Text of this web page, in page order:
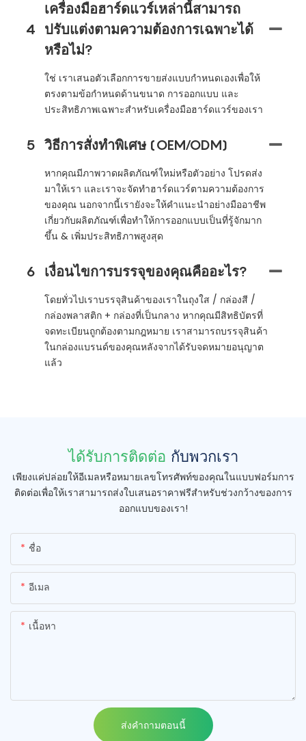
4
เครื่องมือฮาร์ดแวร์เหล่านี้สามารถ
ปรับแต่งตามความต้องการเฉพาะได้
หรือไม่?
ใช่ เราเสนอตัวเลือกการขายส่งแบบกำหนดเองเพื่อให้
ตรงตามข้อกำหนดด้านขนาด การออกแบบ และ
ประสิทธิภาพเฉพาะสำหรับเครื่องมือฮาร์ดแวร์ของเรา
5 วิธีการสั่งทำพิเศษ (OEM/ODM)
หากคุณมีภาพวาดผลิตภัณฑ์ใหม่หรือตัวอย่าง โปรดส่ง
มาให้เรา และเราจะจัดทำฮาร์ดแวร์ตามความต้องการ
ของคุณ นอกจากนี้เรายังจะให้คำแนะนำอย่างมืออาชีพ
เกี่ยวกับผลิตภัณฑ์เพื่อทำให้การออกแบบเป็นที่รู้จักมาก
ขึ้น & เพิ่มประสิทธิภาพสูงสุด
6 เงื่อนไขการบรรจุของคุณคืออะไร?
โดยทั่วไปเราบรรจุสินค้าของเราในถุงใส / กล่องสี /
กล่องพลาสติก + กล่องที่เป็นกลาง หากคุณมีสิทธิบัตรที่
จดทะเบียนถูกต้องตามกฎหมาย เราสามารถบรรจุสินค้า
ในกล่องแบรนด์ของคุณหลังจากได้รับจดหมายอนุญาต
แล้ว
ได้รับการติดต่อ กับพวกเรา
เพียงแค่ปล่อยให้อีเมลหรือหมายเลขโทรศัพท์ของคุณในแบบฟอร์มการ
ติดต่อเพื่อให้เราสามารถส่งใบเสนอราคาฟรีสำหรับช่วงกว้างของการ
ออกแบบของเรา!
ชื่อ
อีเมล
เนื้อหา
ส่งคำถามตอนนี้